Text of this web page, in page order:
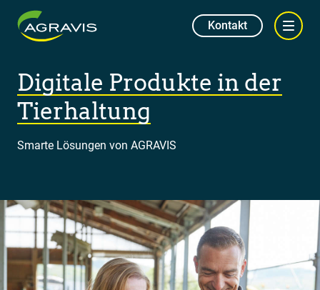
Kontakt
Digitale Produkte in der
Tierhaltung
Smarte Lösungen von AGRAVIS